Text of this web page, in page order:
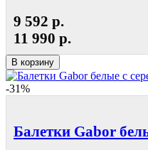
9 592 р.
11 990 р.
В корзину
-31%
Балетки Gabor